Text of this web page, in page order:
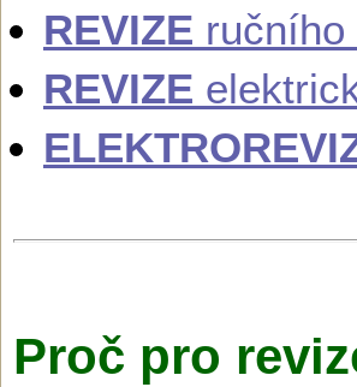
REVIZE
REVIZE
Proč pro